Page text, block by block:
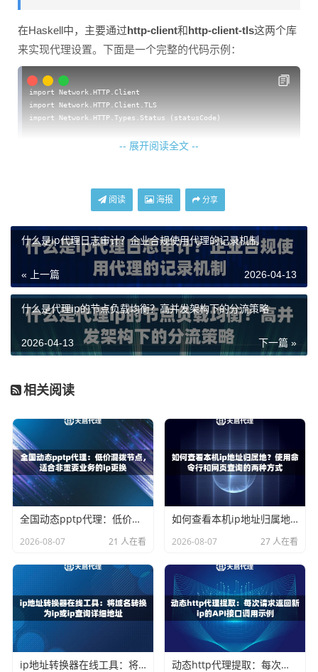
在Haskell中，主要通过http-client和http-client-tls这两个库
来实现代理设置。下面是一个完整的代码示例：
import Network.HTTP.Client
import Network.HTTP.Client.TLS
import Network.HTTP.Types.Status (statusCode)
    let request = setRequestProxy proxy $ defaultRequest
        { host = "httpbin.org"
        , path = "/ip"
        , method = "GET"
        }
    -- 发送请求
    response <- httpLbs request manager
putStrLn $ "响应状态: " ++ show (statusCode $ responseStatus
带认证的代理设置
如果代理服务器需要认证，可以使用以下方式：
import Network.HTTP.Client
import Data.ByteString.Char8 (pack)
main :: IO ()
main = do
        (proxyEnvironment Nothing)
    let request = defaultRequest
            { host = "httpbin.org"
            , path = "/ip"
            , method = "GET"
            }
        -- 添加代理认证头
        authHeader = "Proxy-Authorization" `equals`
-- 展开阅读全文 --
阅读 海报 分享
什么是ip代理日志审计？企业合规使用代理的记录机制
« 上一篇 2026-04-13
什么是代理ip的节点负载均衡？高并发架构下的分流策略
下一篇 »
2026-04-13
相关阅读
全国动态pptp代理：低价混拨节点，适合非重要业务的ip更换
2026-08-07 21 人在看
如何查看本机ip地址归属地？使用命令行和网页查询的两种方式
2026-08-07 27 人在看
ip地址转换器在线工具：将域名转换为ip或ip查询详细地址 动态http代理提取：每次请求返回新ip的API接口调用示例